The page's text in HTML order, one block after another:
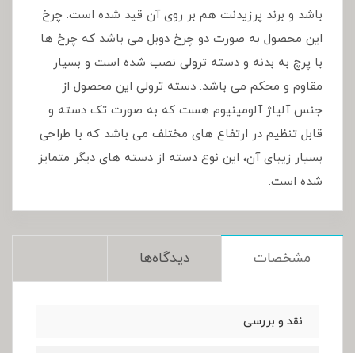
باشد و برند پرزیدنت هم بر روی آن قید شده است. چرخ
این محصول به صورت دو چرخ دوبل می باشد که چرخ ها
با پرچ به بدنه و دسته ترولی نصب شده است و بسیار
مقاوم و محکم می باشد. دسته ترولی این محصول از
جنس آلیاژ آلومینیوم هست که به صورت تک دسته و
قابل تنظیم در ارتفاع های مختلف می باشد که با طراحی
بسیار زیبای آن، این نوع دسته از دسته های دیگر متمایز
شده است.
مشخصات دیدگاه‌ها
نقد و بررسی